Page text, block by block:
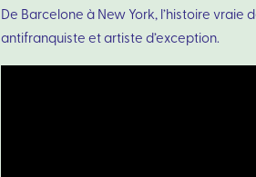
De Barcelone à New York, l’histoire
antifranquiste et artiste d’exception.